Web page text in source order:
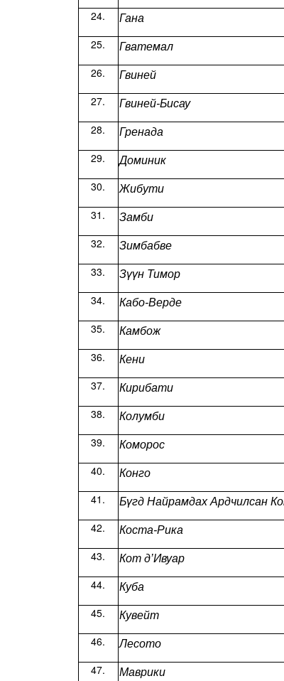
Гана
Гватемал
Гвиней
Гвиней-Бисау
Гренада
Доминик
Жибути
Замби
Зимбабве
Зүүн Тимор
Кабо-Верде
Камбож
Кени
Кирибати
Колумби
Коморос
Конго
Бүгд Найрамдах Ардчилсан
Коста-Рика
Кот д’Ивуар
Куба
Кувейт
Лесото
Маврики